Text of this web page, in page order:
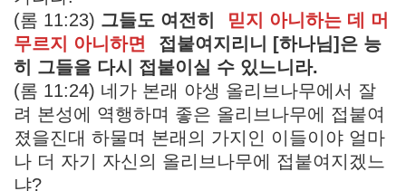
(롬 11:23) 그들도 여전히
믿지 아니하는 데 머
무르지 아니하면
접붙여지리니 [하나님]은 능
히 그들을 다시 접붙이실 수 있느니라.
(롬 11:24) 네가 본래 야생 올리브나무에서 잘
려 본성에 역행하며 좋은 올리브나무에 접붙여
졌을진대 하물며 본래의 가지인 이들이야 얼마
나 더 자기 자신의 올리브나무에 접붙여지겠느
냐?